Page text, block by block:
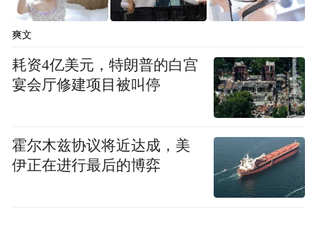
爽文
耗资4亿美元，特朗普的白宫
宴会厅修建项目被叫停
霍尔木兹协议将近达成，美
伊正在进行最后的博弈